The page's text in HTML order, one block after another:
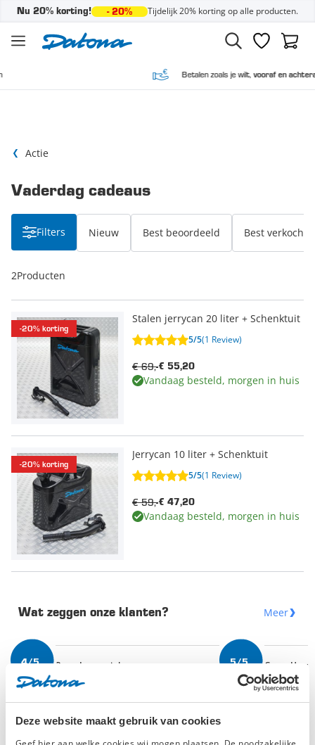
Deze website maakt gebruik van cookies
Nu 20% korting! - 20% Tijdelijk 20% korting op alle producten.
Verlanglijst
Betalen zoals je wilt,vooraf en achteraf
Actie
Vaderdag cadeaus
Filters Nieuw Best beoordeeld Best verkocht
2Producten
-20% korting
Stalen jerrycan 20 liter + Schenktuit
5/5(1 Review)
€ 55,20
€ 69,-
Vandaag besteld, morgen in huis
-20% korting
Jerrycan 10 liter + Schenktuit
5/5(1 Review)
€ 47,20
€ 59,-
Vandaag besteld, morgen in huis
Wat zeggen onze klanten? Meer
4/5
Peter Leuwerink
uit. De montagehandleiding ontbreekt
echter.
5/5
Gwen Heye
4 weken